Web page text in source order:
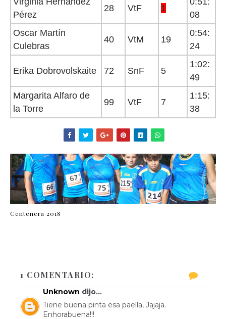
Pérez
28 VtF 1
08
Oscar Martín
Culebras
40 VtM 19
0:54:
24
Erika Dobrovolskaite 72 SnF 5
1:02:
49
Margarita Alfaro de
la Torre
99 VtF 7
1:15:
38
Centenera 2018
1 COMENTARIO:
Unknown dijo...
Tiene buena pinta esa paella, Jajaja.
Enhorabuena!!!